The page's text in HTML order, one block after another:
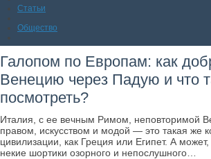
Статьи
Общество
Галопом по Европам: как
Венецию через Падую и что
посмотреть?
Италия, с ее вечным Римом, неповторимой
правом, искусством и модой — это такая же
цивилизации, как Греция или Египет. А
некие шортики озорного и непослушного…